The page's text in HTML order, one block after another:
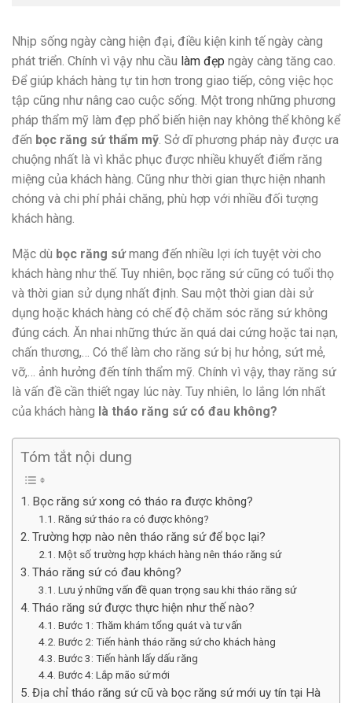
Nhịp sống ngày càng hiện đại, điều kiện kinh tế ngày càng
phát triển. Chính vì vậy nhu cầu làm đẹp ngày càng tăng cao.
Để giúp khách hàng tự tin hơn trong giao tiếp, công việc học
tập cũng như nâng cao cuộc sống. Một trong những phương
pháp thẩm mỹ làm đẹp phổ biến hiện nay không thể không kể
đến bọc răng sứ thẩm mỹ . Sở dĩ phương pháp này được ưa
chuộng nhất là vì khắc phục được nhiều khuyết điểm răng
miệng của khách hàng. Cũng như thời gian thực hiện nhanh
chóng và chi phí phải chăng, phù hợp với nhiều đối tượng
khách hàng.
Mặc dù bọc răng sứmang đến nhiều lợi ích tuyệt vời cho
khách hàng như thế. Tuy nhiên, bọc răng sứ cũng có tuổi thọ
và thời gian sử dụng nhất định. Sau một thời gian dài sử
dụng hoặc khách hàng có chế độ chăm sóc răng sứ không
đúng cách. Ăn nhai những thức ăn quá dai cứng hoặc tai nạn,
chấn thương,… Có thể làm cho răng sứ bị hư hỏng, sứt mẻ,
vỡ,… ảnh hưởng đến tính thẩm mỹ. Chính vì vậy, thay răng sứ
là vấn đề cần thiết ngay lúc này. Tuy nhiên, lo lắng lớn nhất
của khách hàng là tháo răng sứ có đau không?
Tóm tắt nội dung
Bọc răng sứ xong có tháo ra được không?
Răng sứ tháo ra có được không?
Trường hợp nào nên tháo răng sứ để bọc lại?
Một số trường hợp khách hàng nên tháo răng sứ
Tháo răng sứ có đau không?
Lưu ý những vấn đề quan trọng sau khi tháo răng sứ
Tháo răng sứ được thực hiện như thế nào?
Bước 1: Thăm khám tổng quát và tư vấn
Bước 2: Tiến hành tháo răng sứ cho khách hàng
Bước 3: Tiến hành lấy dấu răng
Bước 4: Lắp mão sứ mới
Địa chỉ tháo răng sứ cũ và bọc răng sứ mới uy tín tại Hà